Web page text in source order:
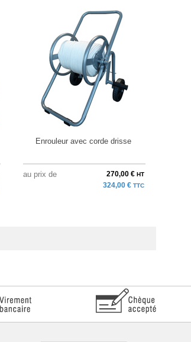
Enrouleur avec corde drisse
au prix de 270,00 € HT
324,00 € TTC